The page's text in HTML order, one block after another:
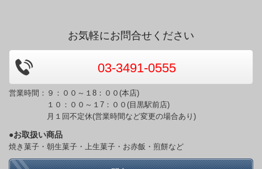
お気軽にお問合せください
03-3491-0555
営業時間：９：００～１8：００(本店)
１０：００～１7：００(目黒駅前店)
月１回不定休(営業時間など変更の場合あり)
●お取扱い商品
焼き菓子・朝生菓子・上生菓子・お赤飯・煎餅など